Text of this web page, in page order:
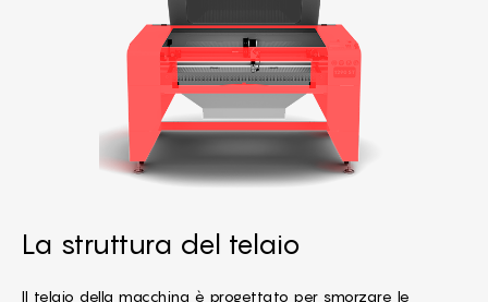
La struttura del telaio
Il telaio della macchina è progettato per smorzare le